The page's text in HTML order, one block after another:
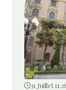
31 Juillet